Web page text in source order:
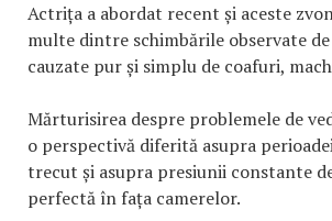
Actrița a abordat recent și aceste
multe dintre schimbările observate
cauzate pur și simplu de coafuri,
Mărturisirea despre problemele de
o perspectivă diferită asupra
trecut și asupra presiunii constante
perfectă în fața camerelor.